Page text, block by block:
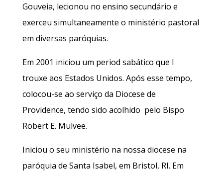
Gouveia, lecionou no ensino secundário e
exerceu simultaneamente o ministério pastoral
em diversas paróquias.
Em 2001 iniciou um period sabático que I
trouxe aos Estados Unidos. Após esse tempo,
colocou-se ao serviço da Diocese de
Providence, tendo sido acolhido pelo Bispo
Robert E. Mulvee.
Iniciou o seu ministério na nossa diocese na
paróquia de Santa Isabel, em Bristol, RI. Em